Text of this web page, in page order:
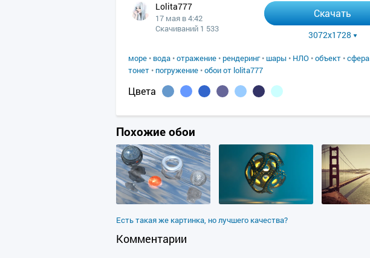
Lolita777
17 мая в 4:42
Скачиваний 1 533
Скачать
3072x1728
море • вода •отражение • рендеринг• шары • НЛО •объект •сфера
тонет • погружение •обои от lolita777
Цвета
Похожие обои
Есть такая же картинка, но лучшего качества?
Комментарии